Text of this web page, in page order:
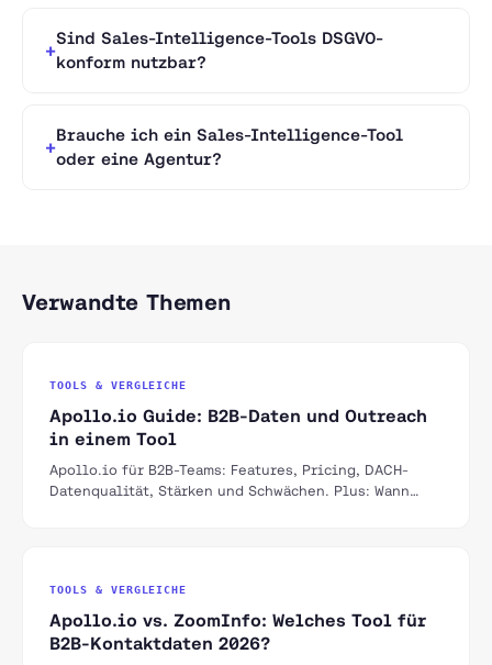
Sind Sales-Intelligence-Tools DSGVO-
konform nutzbar?
Brauche ich ein Sales-Intelligence-Tool
oder eine Agentur?
Verwandte Themen
TOOLS & VERGLEICHE
Apollo.io Guide: B2B-Daten und Outreach
in einem Tool
Apollo.io für B2B-Teams: Features, Pricing, DACH-
Datenqualität, Stärken und Schwächen. Plus: Wann
TOOLS & VERGLEICHE
Apollo.io vs. ZoomInfo: Welches Tool für
B2B-Kontaktdaten 2026?